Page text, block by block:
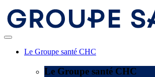
Le Groupe santé CHC
Le Groupe santé CHC